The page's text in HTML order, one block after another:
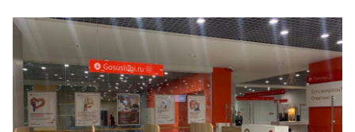
Выставки
Пресс-
релизы
О
Metro